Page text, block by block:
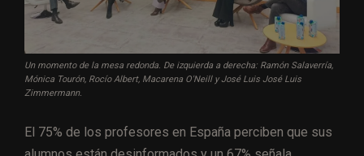
Un momento de la mesa redonda. De izquierda a derecha: Ramón Salaverría,
Mónica Tourón, Rocío Albert, Macarena O'Neill y José Luis José Luis
Zimmermann.
El 75% de los profesores en España perciben que sus